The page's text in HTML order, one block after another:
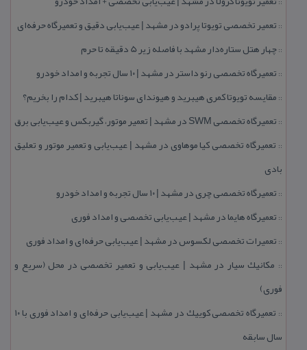
:: تعمیر تخصصی تویوتا پرادو در مشهد | عیب‌یابی دقیق و تعمیرگاه حرفه‌ای
::چهار هتل‌ ستاره‌دار مشهد با فاصله زیر 5 دقیقه تا حرم
:: تعمیرگاه تخصصی رنو داستر در مشهد | ۱۰ سال تجربه و امداد خودرو
:: مقایسه تویوتا كمری هیبرید و هیوندای سوناتا هیبرید | كدام را بخریم؟
:: تعمیرگاه تخصصی SWM در مشهد | تعمیر موتور، گیربكس و عیب‌یابی برق
:: تعمیرگاه تخصصی كیا موهاوی در مشهد | عیب‌یابی و تعمیر موتور و تعلیق
بادی
:: تعمیرگاه تخصصی چری در مشهد | ۱۰ سال تجربه و امداد خودرو
:: تعمیرگاه هایما در مشهد | عیب‌یابی تخصصی و امداد فوری
:: تعمیرات تخصصی لكسوس در مشهد | عیب‌یابی حرفه‌ای و امداد فوری
:: مكانیك سیار در مشهد | عیب‌یابی و تعمیر تخصصی در محل (سریع و
فوری)
::
تعمیرگاه تخصصی كوییك در مشهد | عیب‌یابی حرفه‌ای و امداد فوری با ۱۰
سال سابقه